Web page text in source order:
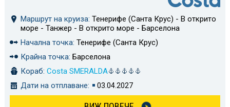
Маршрут на круиза: Тенерифе (Санта Крус) - В открито
море - Танжер - В открито море - Барселона
Начална точка: Тенерифе (Санта Крус)
Крайна точка: Барселона
Кораб: Costa SMERALDA
Дати на отплаване:
03.04.2027